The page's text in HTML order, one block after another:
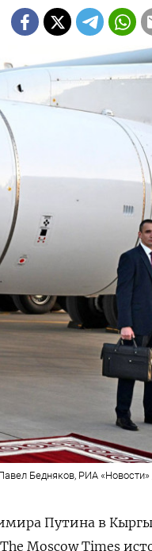
Бедняков, РИА
Путина в
Moscow Times